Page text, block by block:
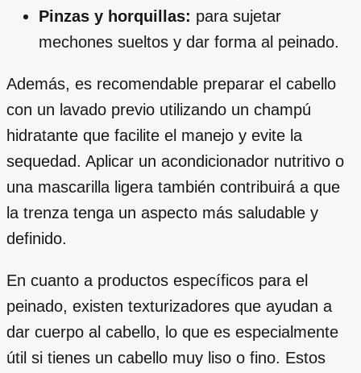
Pinzas y horquillas: para sujetar
mechones sueltos y dar forma al peinado.
Además, es recomendable preparar el cabello
con un lavado previo utilizando un champú
hidratante que facilite el manejo y evite la
sequedad. Aplicar un acondicionador nutritivo o
una mascarilla ligera también contribuirá a que
la trenza tenga un aspecto más saludable y
definido.
En cuanto a productos específicos para el
peinado, existen texturizadores que ayudan a
dar cuerpo al cabello, lo que es especialmente
útil si tienes un cabello muy liso o fino. Estos